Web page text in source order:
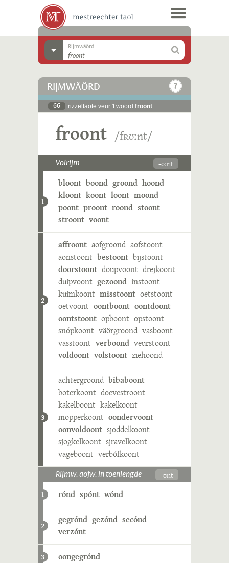
Rijmwäörd
RIJMWÄÖRD
66 rizzeltaote veur 't woord froont
froont /fʀʊːnt/
Volrijm -ʊːnt
1
bloont boond groond hoond
kloont koont loont moond
poont proont roond stoont
stroont voont
2
affroont aofgroond aofstoont
aonstoont bestoont bijstoont
doorstoont doupvoont drejkoont
duipvoont gezoond instoont
kuimkoont misstoont oetstoont
oetvoont oontboont oontdoont
oontstoont opboont opstoont
snópkoont väörgroond vasboont
vasstoont verboond veurstoont
voldoont volstoont ziehoond
3
achtergroond bibaboont
boterkoont doevestroont
kakelboont kakelkoont
mopperkoont oondervoont
oonvoldoont sjöddelkoont
sjogkelkoont sjravelkoont
vageboont verbófkoont
Rijmw. aofw. in toenlengde -ʊnt
1 rónd spónt wónd
2
gegrónd gezónd secónd
verzónt
3 oongegrónd